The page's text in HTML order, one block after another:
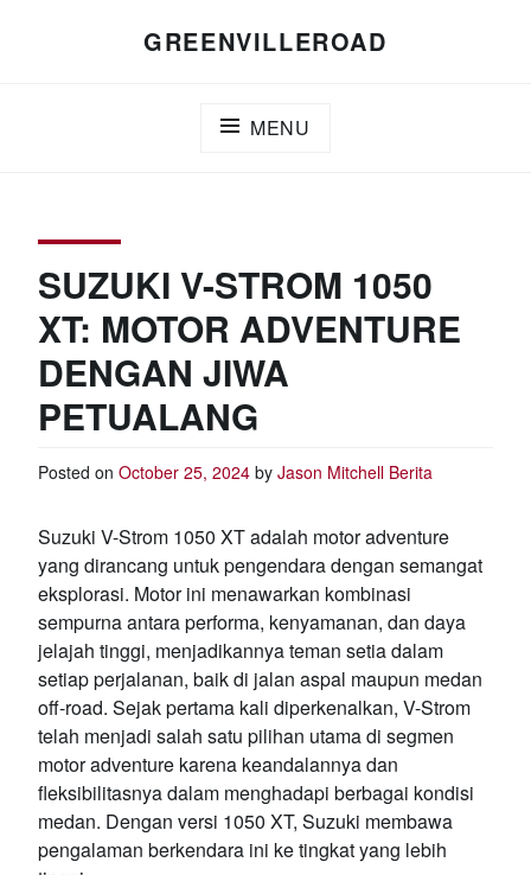
GREENVILLEROAD
MENU
SUZUKI V-STROM 1050
XT: MOTOR ADVENTURE
DENGAN JIWA
PETUALANG
Posted on October 25, 2024 by Jason Mitchell Berita
Suzuki V-Strom 1050 XT adalah motor adventure
yang dirancang untuk pengendara dengan semangat
eksplorasi. Motor ini menawarkan kombinasi
sempurna antara performa, kenyamanan, dan daya
jelajah tinggi, menjadikannya teman setia dalam
setiap perjalanan, baik di jalan aspal maupun medan
off-road. Sejak pertama kali diperkenalkan, V-Strom
telah menjadi salah satu pilihan utama di segmen
motor adventure karena keandalannya dan
fleksibilitasnya dalam menghadapi berbagai kondisi
medan. Dengan versi 1050 XT, Suzuki membawa
pengalaman berkendara ini ke tingkat yang lebih